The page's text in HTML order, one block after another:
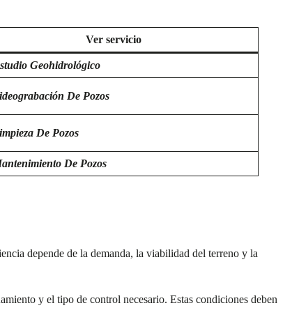
Ver servicio
Geohidrológico
De Pozos
De Pozos
De Pozos
depende de la demanda, la viabilidad del terreno y la
y el tipo de control necesario. Estas condiciones deben